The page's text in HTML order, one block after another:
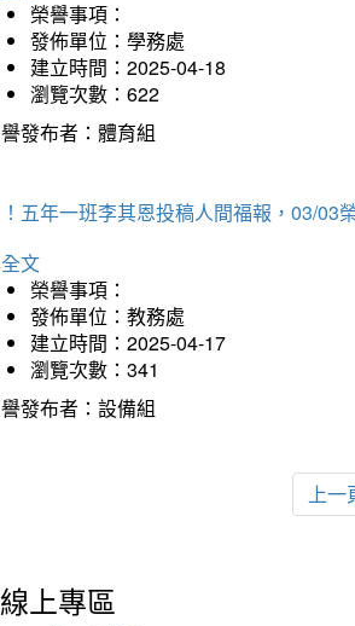
榮譽事項：
發佈單位：學務處
建立時間：2025-04-18
瀏覽次數：622
發布者：體育組
五年一班李其恩投稿人間福報，03/03
文
榮譽事項：
發佈單位：教務處
建立時間：2025-04-17
瀏覽次數：341
發布者：設備組
上一
線上專區